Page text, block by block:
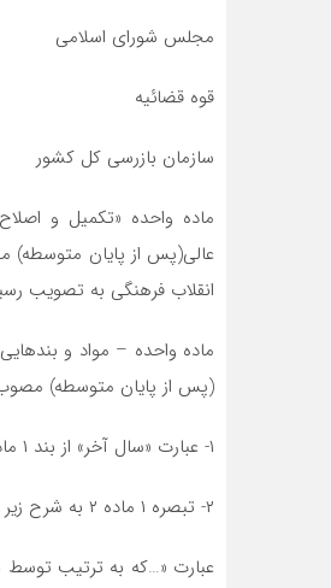
مجلس شورای اسلامی
قوه قضائیه
سازمان بازرسی کل کشور
ماده واحده «تکمیل و
انقلاب فرهنگی به تصویب
ماده واحده – مواد و
(پس از پایان متوسطه) مصوب ۱۵ تیر ۱۴۰۰ شورای عالی انقلاب فرهنگی، به شرح ذیل تکمیل و اصلاح
۱- عبارت «سال آخر» از بند ۱ ماده ۱ (تعریف سابقه تحصیلی)، حذف می‌شود.
۲- تبصره ۱ ماده ۲ به شرح زیر اصلاح می‌شود:
عبارت «…که به ترتیب